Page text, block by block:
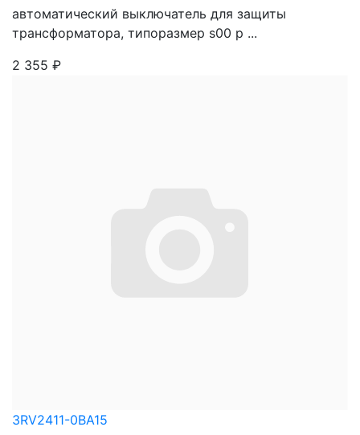
автоматический выключатель для защиты
трансформатора, типоразмер s00 р ...
2 355 ₽
3RV2411-0BA15